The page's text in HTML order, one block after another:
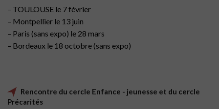
– TOULOUSE le 7 février
– Montpellier le 13 juin
– Paris (sans expo) le 28 mars
– Bordeaux le 18 octobre (sans expo)
Rencontre du cercle Enfance - jeunesse et du cercle
Précarités